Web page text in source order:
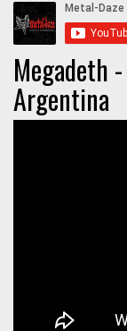
Megadeth
Argentina